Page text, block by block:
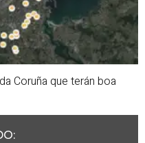
Coruña que terán boa
: